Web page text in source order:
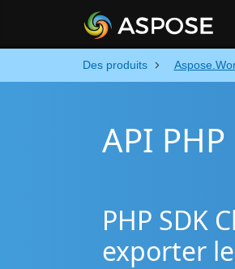
Des produits
API
PHP SDK
exporter